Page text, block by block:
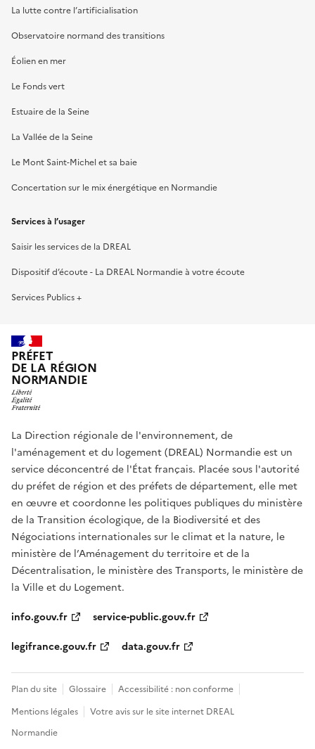
La lutte contre l’artificialisation
Observatoire normand des transitions
Éolien en mer
Le Fonds vert
Estuaire de la Seine
La Vallée de la Seine
Le Mont Saint-Michel et sa baie
Concertation sur le mix énergétique en Normandie
Services à l’usager
Saisir les services de la DREAL
Dispositif d’écoute - La DREAL Normandie à votre écoute
Services Publics +
PRÉFET
DE LA RÉGION
NORMANDIE
La Direction régionale de l'environnement, de
l'aménagement et du logement (DREAL) Normandie est un
service déconcentré de l'État français. Placée sous l'autorité
du préfet de région et des préfets de département, elle met
en œuvre et coordonne les politiques publiques du ministère
de la Transition écologique, de la Biodiversité et des
Négociations internationales sur le climat et la nature, le
ministère de l’Aménagement du territoire et de la
Décentralisation, le ministère des Transports, le ministère de
la Ville et du Logement.
info.gouv.fr
service-public.gouv.fr
legifrance.gouv.fr
data.gouv.fr
Plan du site Glossaire
Accessibilité : non conforme
Mentions légales
Votre avis sur le site internet DREAL
Normandie